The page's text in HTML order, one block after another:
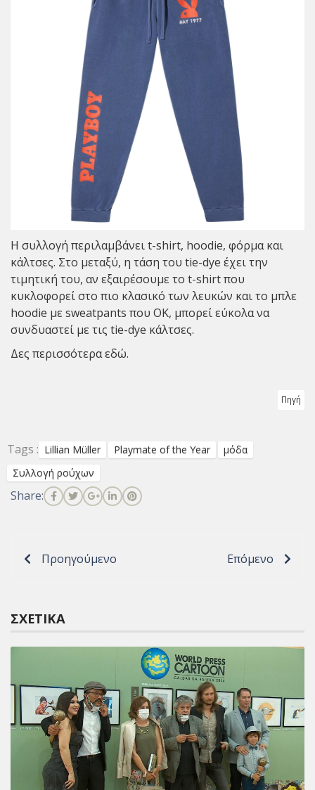
Η συλλογή περιλαμβάνει t-shirt, hoodie, φόρμα και
κάλτσες. Στο μεταξύ, η τάση του tie-dye έχει την
τιμητική του, αν εξαιρέσουμε το t-shirt που
κυκλοφορεί στο πιο κλασικό των λευκών και το μπλε
hoodie με sweatpants που ΟΚ, μπορεί εύκολα να
συνδυαστεί με τις tie-dye κάλτσες.
Δες περισσότεραεδώ.
Πηγή
Tags : Lillian Müller Playmate of the Year
μόδα
Συλλογή ρούχων
Share:
Προηγούμενο Επόμενο
ΣΧΕΤΙΚΆ